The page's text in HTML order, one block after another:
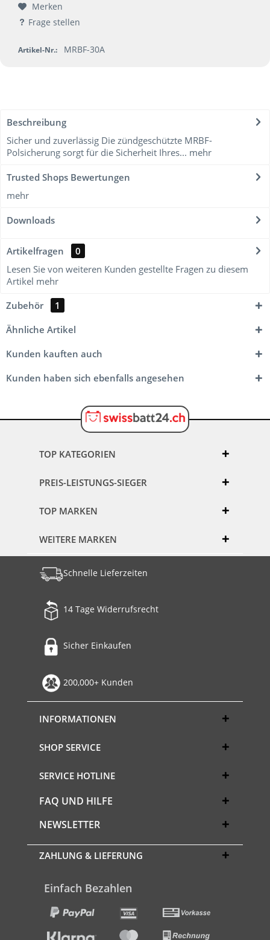
Merken
Frage stellen
Artikel-Nr.: MRBF-30A
Beschreibung
Sicher und zuverlässig Die zündgeschützte MRBF-
Polsicherung sorgt für die Sicherheit Ihres... mehr
Trusted Shops Bewertungen
mehr
Downloads
Artikelfragen
0
Lesen Sie von weiteren Kunden gestellte Fragen zu diesem
Artikel mehr
Zubehör
1
Ähnliche Artikel
Kunden kauften auch
Kunden haben sich ebenfalls angesehen
TOP KATEGORIEN
PREIS-LEISTUNGS-SIEGER
TOP MARKEN
WEITERE MARKEN
Schnelle Lieferzeiten
14 Tage Widerrufsrecht
Sicher Einkaufen
200,000+ Kunden
INFORMATIONEN
SHOP SERVICE
SERVICE HOTLINE
FAQ UND HILFE
NEWSLETTER
ZAHLUNG & LIEFERUNG
Einfach Bezahlen